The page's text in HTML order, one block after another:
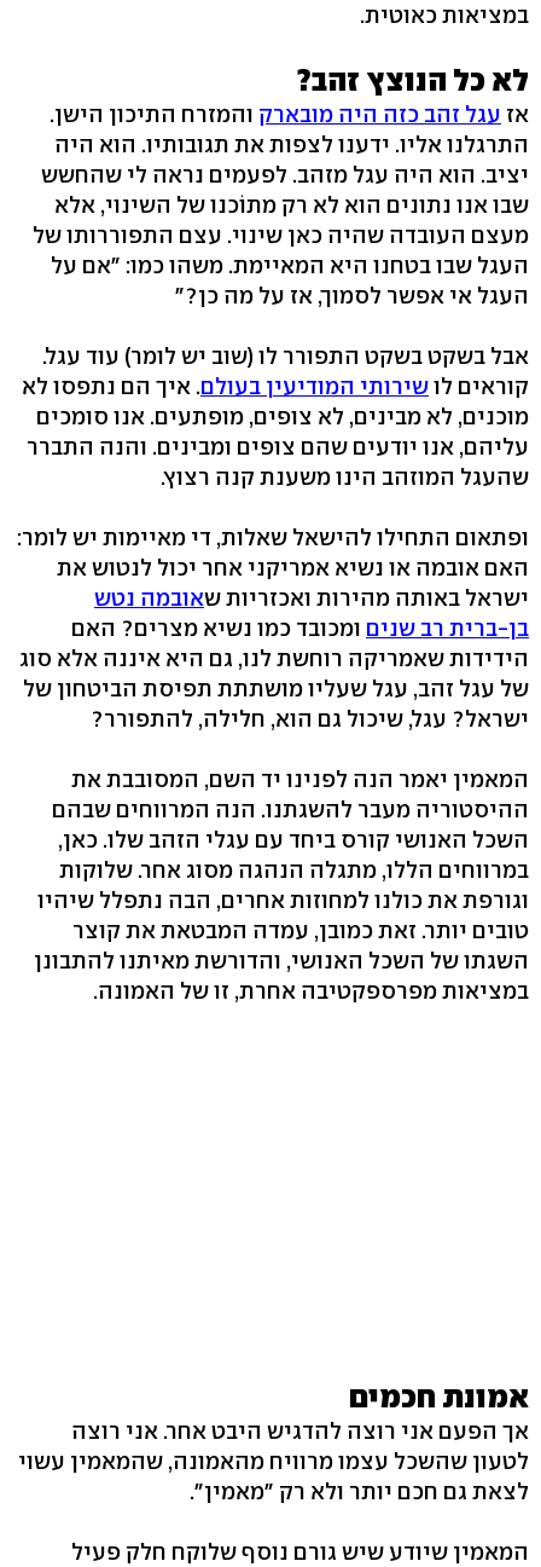
במציאות כאוטית.
לא כל הנוצץ זהב?
אז עגל זהב כזה היה מובארק והמזרח התיכון הישן.
התרגלנו אליו. ידענו לצפות את תגובותיו. הוא היה
יציב. הוא היה עגל מזהב. לפעמים נראה לי שהחשש
שבו אנו נתונים הוא לא רק מתוֹכנו של השינוי, אלא
מעצם העובדה שהיה כאן שינוי. עצם התפוררותו של
העגל שבו בטחנו היא המאיימת. משהו כמו: "אם על
העגל אי אפשר לסמוך, אז על מה כן?"
אבל בשקט בשקט התפורר לו (שוב יש לומר) עוד עגל.
קוראים לושירותי המודיעין בעולם. איך הם נתפסו לא
מוכנים, לא מבינים, לא צופים, מופתעים. אנו סומכים
עליהם, אנו יודעים שהם צופים ומבינים. והנה התברר
שהעגל המוזהב הינו משענת קנה רצוץ.
ופתאום התחילו להישאל שאלות, די מאיימות יש לומר:
האם אובמה או נשיא אמריקני אחר יכול לנטוש את
ישראל באותה מהירות ואכזריות שאובמה נטש
בן-ברית רב שנים ומכובד כמו נשיא מצרים? האם
הידידות שאמריקה רוחשת לנו, גם היא איננה אלא סוג
של עגל זהב, עגל שעליו מושתתת תפיסת הביטחון של
ישראל? עגל, שיכול גם הוא, חלילה, להתפורר?
המאמין יאמר הנה לפנינו יד השם, המסובבת את
ההיסטוריה מעבר להשגתנו. הנה המרווחים שבהם
השכל האנושי קורס ביחד עם עגלי הזהב שלו. כאן,
במרווחים הללו, מתגלה הנהגה מסוג אחר. שלוקות
וגורפת את כולנו למחוזות אחרים, הבה נתפלל שיהיו
טובים יותר. זאת כמובן, עמדה המבטאת את קוצר
השגתו של השכל האנושי, והדורשת מאיתנו להתבונן
במציאות מפרספקטיבה אחרת, זו של האמונה.
אמונת חכמים
אך הפעם אני רוצה להדגיש היבט אחר. אני רוצה
לטעון שהשכל עצמו מרוויח מהאמונה, שהמאמין עשוי
לצאת גם חכם יותר ולא רק "מאמין".
המאמין שיודע שיש גורם נוסף שלוקח חלק פעיל